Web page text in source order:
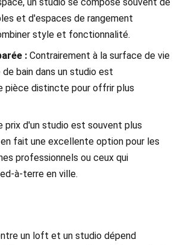
et d'espaces de rangement
style et fonctionnalité.
: Contrairement à la surface de vie
bain dans un studio est
pièce distincte pour offrir plus
prix d'un studio est souvent plus
fait une excellente option pour les
professionnels ou ceux qui
à-terre en ville.
un loft et un studio dépend